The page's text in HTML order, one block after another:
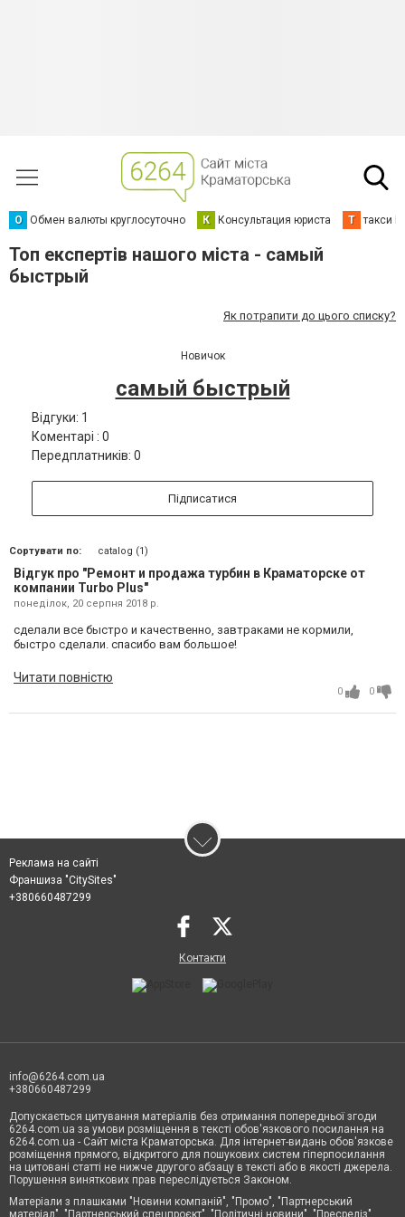
О Обмен валюты круглосуточно К Консультация юриста Т такси
Топ експертів нашого міста - самый
быстрый
Як потрапити до цього списку?
Новичок
самый быстрый
Відгуки: 1
Коментарі : 0
Передплатників: 0
Підписатися
Сортувати по: catalog (1)
Відгук про "Ремонт и продажа турбин в Краматорске от
компании Turbo Plus"
понеділок, 20 серпня 2018 р.
сделали все быстро и качественно, завтраками не кормили,
быстро сделали. спасибо вам большое!
Читати повністю
0 0
Реклама на сайті
Франшиза "CitySites"
+380660487299
Контакти
info@6264.com.ua
+380660487299
Допускається цитування матеріалів без отримання попередньої згоди
6264.com.ua за умови розміщення в тексті обов'язкового посилання на
6264.com.ua - Сайт міста Краматорська. Для інтернет-видань обов'язкове
розміщення прямого, відкритого для пошукових систем гіперпосилання
на цитовані статті не нижче другого абзацу в тексті або в якості джерела.
Порушення виняткових прав переслідується Законом.
Матеріали з плашками "Новини компаній", "Промо", "Партнерський
матеріал", "Партнерський спецпроєкт", "Політичні новини", "Пресреліз",